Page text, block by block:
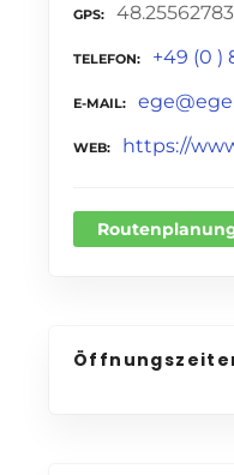
GPS
TELEFON +49 (0 )
E-MAIL
WEB https://